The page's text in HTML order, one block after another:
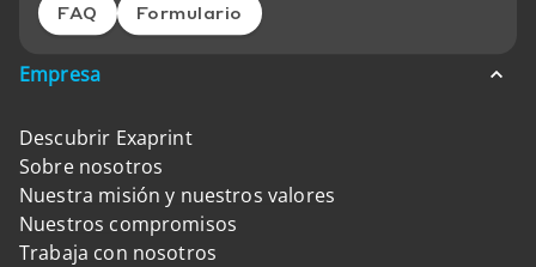
FAQ Formulario
Empresa
Descubrir Exaprint
Sobre nosotros
Nuestra misión y nuestros valores
Nuestros compromisos
Trabaja con nosotros